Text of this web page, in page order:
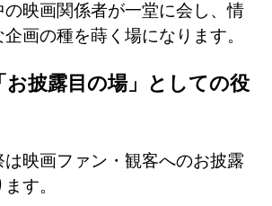
の映画関係者が一堂に会し、情
画の種を蒔く場になります。
お披露目の場」としての役
映画ファン・観客へのお披露
す。